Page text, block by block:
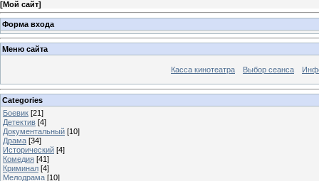
[Мой сайт]
Форма входа
Меню сайта
Касса кинотеатра Выбор сеанса
Categories
Боевик [21]
Детектив [4]
Документальный [10]
Драма [34]
Исторический [4]
Комедия [41]
Криминал [4]
Мелодрама [10]